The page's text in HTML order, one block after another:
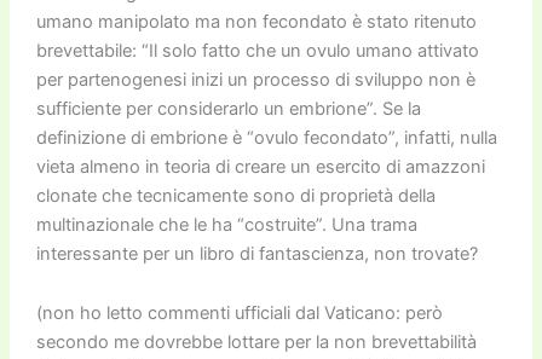
umano manipolato ma non fecondato è stato ritenuto
brevettabile: “Il solo fatto che un ovulo umano attivato
per partenogenesi inizi un processo di sviluppo non è
sufficiente per considerarlo un embrione”. Se la
definizione di embrione è “ovulo fecondato”, infatti, nulla
vieta almeno in teoria di creare un esercito di amazzoni
clonate che tecnicamente sono di proprietà della
multinazionale che le ha “costruite”. Una trama
interessante per un libro di fantascienza, non trovate?
(non ho letto commenti ufficiali dal Vaticano: però
secondo me dovrebbe lottare per la non brevettabilità